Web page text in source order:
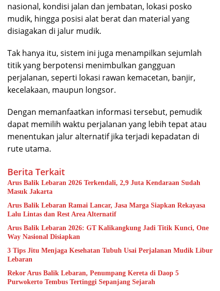
nasional, kondisi jalan dan jembatan, lokasi posko
mudik, hingga posisi alat berat dan material yang
disiagakan di jalur mudik.
Tak hanya itu, sistem ini juga menampilkan sejumlah
titik yang berpotensi menimbulkan gangguan
perjalanan, seperti lokasi rawan kemacetan, banjir,
kecelakaan, maupun longsor.
Dengan memanfaatkan informasi tersebut, pemudik
dapat memilih waktu perjalanan yang lebih tepat atau
menentukan jalur alternatif jika terjadi kepadatan di
rute utama.
Berita Terkait
Arus Balik Lebaran 2026 Terkendali, 2,9 Juta Kendaraan Sudah
Masuk Jakarta
Arus Balik Lebaran Ramai Lancar, Jasa Marga Siapkan Rekayasa
Lalu Lintas dan Rest Area Alternatif
Arus Balik Lebaran 2026: GT Kalikangkung Jadi Titik Kunci, One
Way Nasional Disiapkan
3 Tips Jitu Menjaga Kesehatan Tubuh Usai Perjalanan Mudik Libur
Lebaran
Rekor Arus Balik Lebaran, Penumpang Kereta di Daop 5
Purwokerto Tembus Tertinggi Sepanjang Sejarah